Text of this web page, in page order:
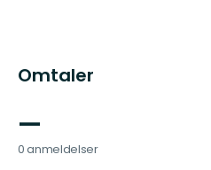
Omtaler
—
0 anmeldelser